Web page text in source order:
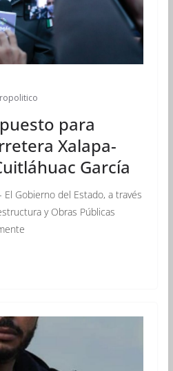
para
Xalapa-
García
Gobierno del Estado, a través
y Obras Públicas